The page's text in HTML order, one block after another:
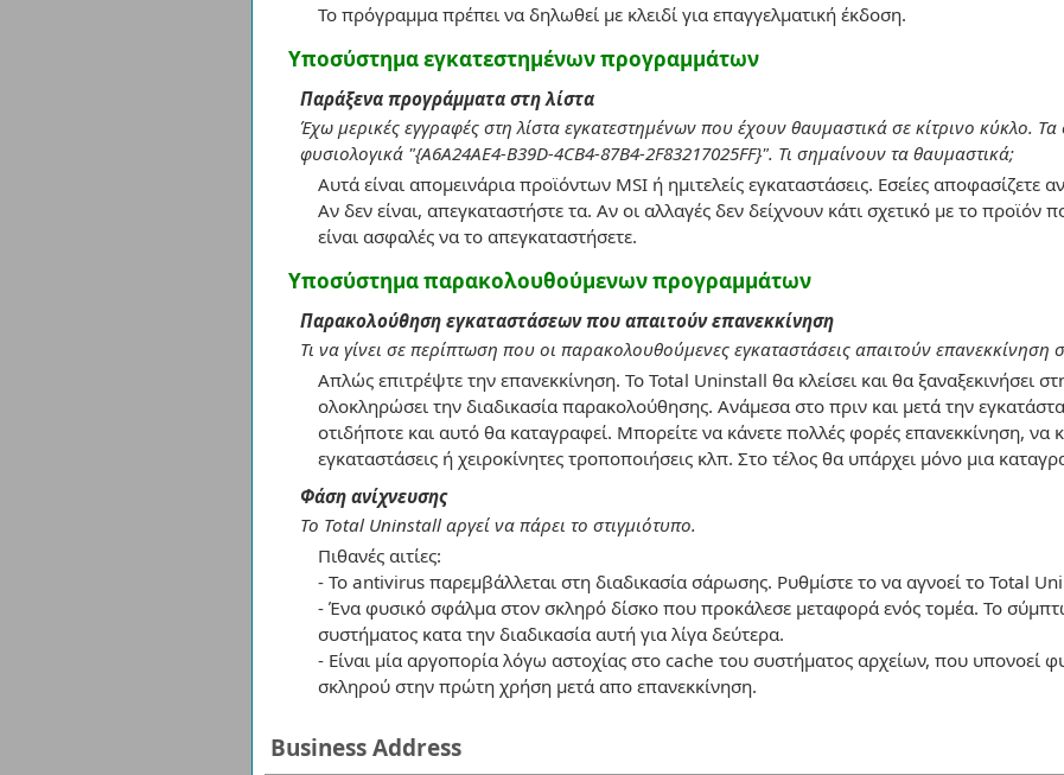
Το πρόγραμμα πρέπει να δηλωθεί με κλειδί για επαγγελματική έκδοση.
Υποσύστημα εγκατεστημένων προγραμμάτων
Παράξενα προγράμματα στη λίστα
Έχω μερικές εγγραφές στη λίστα εγκατεστημένων που έχουν θαυμαστικά σε κίτρινο κύκλο. Τα
φυσιολογικά "{A6A24AE4-B39D-4CB4-87B4-2F83217025FF}". Τι σημαίνουν τα θαυμαστικά;
Αυτά είναι απομεινάρια προϊόντων MSI ή ημιτελείς εγκαταστάσεις. Εσείες αποφασίζετε
Αν δεν είναι, απεγκαταστήστε τα. Αν οι αλλαγές δεν δείχνουν κάτι σχετικό με το προϊόν
είναι ασφαλές να το απεγκαταστήσετε.
Υποσύστημα παρακολουθούμενων προγραμμάτων
Παρακολούθηση εγκαταστάσεων που απαιτούν επανεκκίνηση
Τι να γίνει σε περίπτωση που οι παρακολουθούμενες εγκαταστάσεις απαιτούν επανεκκίνηση
Απλώς επιτρέψτε την επανεκκίνηση. Το Total Uninstall θα κλείσει και θα ξαναξεκινήσει
ολοκληρώσει την διαδικασία παρακολούθησης. Ανάμεσα στο πριν και μετά την
οτιδήποτε και αυτό θα καταγραφεί. Μπορείτε να κάνετε πολλές φορές επανεκκίνηση, να
εγκαταστάσεις ή χειροκίνητες τροποποιήσεις κλπ. Στο τέλος θα υπάρχει μόνο μια
Φάση ανίχνευσης
Το Total Uninstall αργεί να πάρει το στιγμιότυπο.
Πιθανές αιτίες:
- Το antivirus παρεμβάλλεται στη διαδικασία σάρωσης. Ρυθμίστε το να αγνοεί το Total
- Ένα φυσικό σφάλμα στον σκληρό δίσκο που προκάλεσε μεταφορά ενός τομέα. Το
συστήματος κατα την διαδικασία αυτή για λίγα δεύτερα.
- Είναι μία αργοπορία λόγω αστοχίας στο cache του συστήματος αρχείων, που υπονοεί
σκληρού στην πρώτη χρήση μετά απο επανεκκίνηση.
Business Address